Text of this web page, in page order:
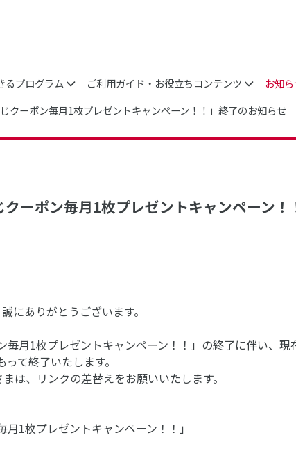
るプログラム ご利用ガイド・お役立ちコンテンツ
お知
ーポン毎月1枚プレゼントキャンペーン！！」終了のお知らせ
ーポン毎月1枚プレゼントキャンペーン！
にありがとうございます。
月1枚プレゼントキャンペーン！！」の終了に伴い、現
て終了いたします。
は、リンクの差替えをお願いいたします。
1枚プレゼントキャンペーン！！」